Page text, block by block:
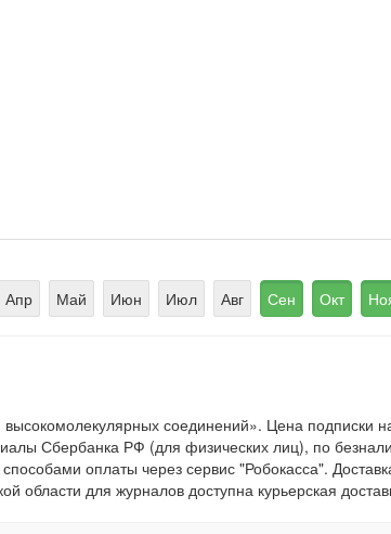
Апр Май Июн Июл Авг Сен Окт
соединений». Цена подписки
Сбербанка РФ (для физических лиц), по
оплаты через сервис "Робокасса".
области для журналов доступна курьерская